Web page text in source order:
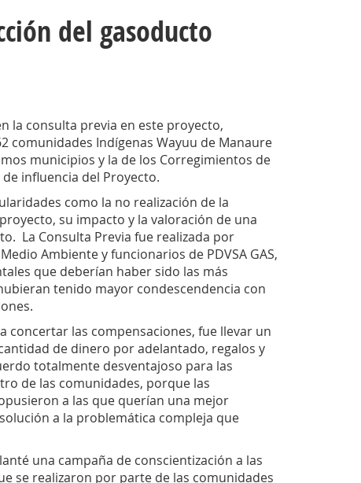
del gasoducto
la consulta previa en este proyecto,
comunidades Indígenas Wayuu de Manaure
municipios y la de los Corregimientos de
influencia del Proyecto.
como la no realización de la
su impacto y la valoración de una
La Consulta Previa fue realizada por
Ambiente y funcionarios de PDVSA GAS,
que deberían haber sido las más
tenido mayor condescendencia con
concertar las compensaciones, fue llevar un
de dinero por adelantado, regalos y
totalmente desventajoso para las
de las comunidades, porque las
a las que querían una mejor
a la problemática compleja que
una campaña de conscientización a las
se realizaron por parte de las comunidades